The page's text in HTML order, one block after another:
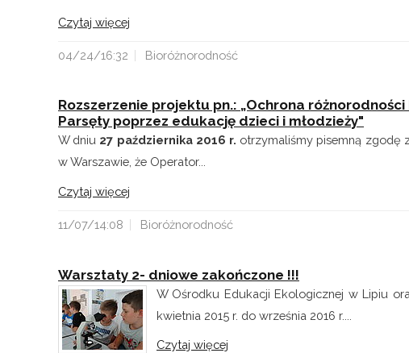
Czytaj więcej
04/24/16:32 Bioróżnorodność
Rozszerzenie projektu pn.: „Ochrona
Parsęty poprzez edukację dzieci i młodzieży"
W dniu 27 października 2016 r. otrzymaliśmy pisemną zgodę
w Warszawie, że Operator...
Czytaj więcej
11/07/14:08 Bioróżnorodność
Warsztaty 2- dniowe zakończone !!!
W Ośrodku Edukacji Ekologicznej w Lipiu
kwietnia 2015 r. do września 2016 r....
Czytaj więcej